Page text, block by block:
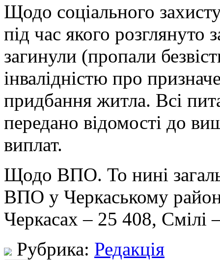
Щодо соціального
під час якого розглянуто
загинули (пропали
інвалідністю про
придбання житла. Всі
передано відомості до
виплат.
Щодо ВПО. То нині
ВПО у Черкаському
Черкасах – 25 408, Смілі
Рубрика: Редакція